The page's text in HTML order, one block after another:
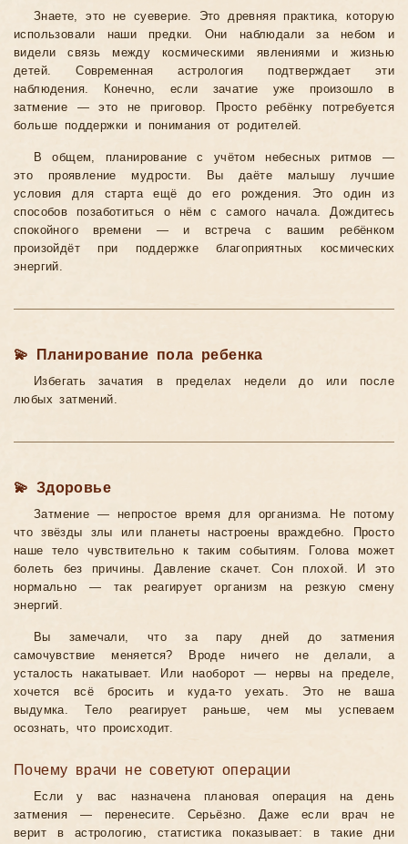
Знаете, это не суеверие. Это древняя практика, которую
использовали наши предки. Они наблюдали за небом и
видели связь между космическими явлениями и жизнью
детей. Современная астрология подтверждает эти
наблюдения. Конечно, если зачатие уже произошло в
затмение — это не приговор. Просто ребёнку потребуется
больше поддержки и понимания от родителей.
В общем, планирование с учётом небесных ритмов —
это проявление мудрости. Вы даёте малышу лучшие
условия для старта ещё до его рождения. Это один из
способов позаботиться о нём с самого начала. Дождитесь
спокойного времени — и встреча с вашим ребёнком
произойдёт при поддержке благоприятных космических
энергий.
💫 Планирование пола ребенка
Избегать зачатия в пределах недели до или после
любых затмений.
💫 Здоровье
Затмение — непростое время для организма. Не потому
что звёзды злы или планеты настроены враждебно. Просто
наше тело чувствительно к таким событиям. Голова может
болеть без причины. Давление скачет. Сон плохой. И это
нормально — так реагирует организм на резкую смену
энергий.
Вы замечали, что за пару дней до затмения
самочувствие меняется? Вроде ничего не делали, а
усталость накатывает. Или наоборот — нервы на пределе,
хочется всё бросить и куда-то уехать. Это не ваша
выдумка. Тело реагирует раньше, чем мы успеваем
осознать, что происходит.
Почему врачи не советуют операции
Если у вас назначена плановая операция на день
затмения — перенесите. Серьёзно. Даже если врач не
верит в астрологию, статистика показывает: в такие дни